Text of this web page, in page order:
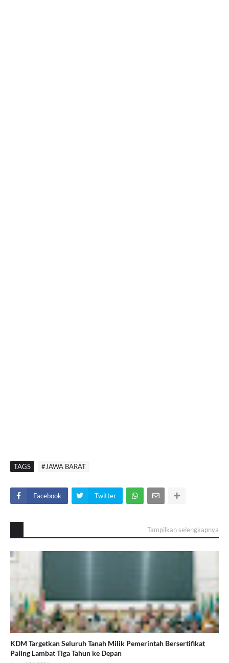
TAGS #JAWA BARAT
Facebook Twitter
Tampilkan selengkapnya
KDM Targetkan Seluruh Tanah Milik Pemerintah Bersertifikat
Paling Lambat Tiga Tahun ke Depan